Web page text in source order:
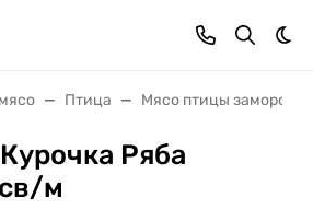
Птица Мясо птицы
Ряба
м